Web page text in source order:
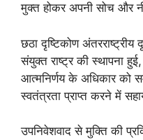
मुक्त होकर अपनी सोच और
छठा दृष्टिकोण अंतरराष्ट्रीय
संयुक्त राष्ट्र की स्थापना
आत्मनिर्णय के अधिकार को
स्वतंत्रता प्राप्त करने में
उपनिवेशवाद से मुक्ति की